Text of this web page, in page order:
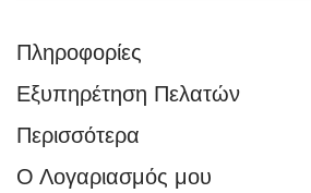
Πληροφορίες
Εξυπηρέτηση Πελατών
Περισσότερα
Ο Λογαριασμός μου